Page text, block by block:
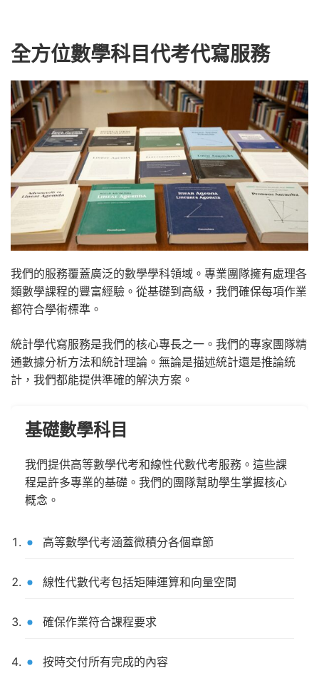
全方位數學科目代考代寫服務
我們的服務覆蓋廣泛的數學學科領域。專業團隊擁有處理各
類數學課程的豐富經驗。從基礎到高級，我們確保每項作業
都符合學術標準。
統計學代寫服務是我們的核心專長之一。我們的專家團隊精
通數據分析方法和統計理論。無論是描述統計還是推論統
計，我們都能提供準確的解決方案。
基礎數學科目
我們提供高等數學代考和線性代數代考服務。這些課
程是許多專業的基礎。我們的團隊幫助學生掌握核心
概念。
高等數學代考涵蓋微積分各個章節
線性代數代考包括矩陣運算和向量空間
確保作業符合課程要求
按時交付所有完成的內容